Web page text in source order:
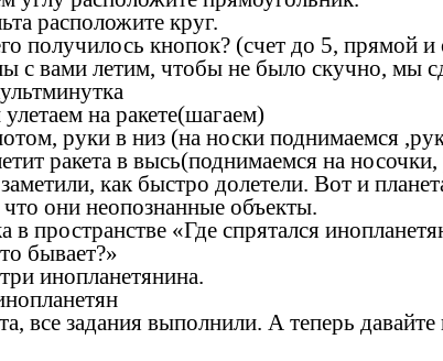
круг.
получилось кнопок? (счет до 5, прямой
с вами летим, чтобы не было скучно, мы
на ракете(шагаем)
руки в низ (на носки поднимаемся
ракета в высь(поднимаемся на
как быстро долетели. Вот и
что они неопознанные объекты.
пространстве «Где спрятался
бывает?»
инопланетянина.
все задания выполнили. А теперь